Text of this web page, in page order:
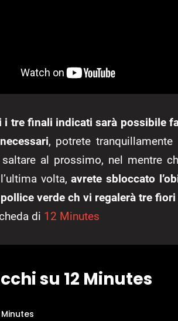
i tre finali indicati sarà possibile
, potrete
al prossimo, nel mentre
volta,avrete sbloccato
verde ch vi regalerà tre
di 12 Minutes
su 12 Minutes